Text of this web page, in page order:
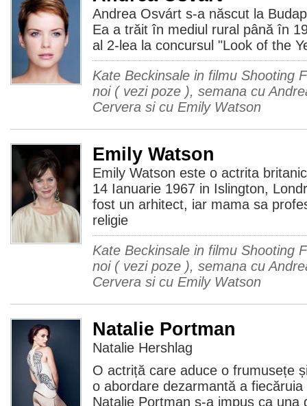
Andrea Osvárt s-a născut la
Ea a trăit în mediul rural până în
al 2-lea la concursul "Look of the
Kate Beckinsale in filmu Shooting
noi ( vezi poze ), semana cu
Cervera si cu Emily Watson
Emily Watson
Emily Watson este o actrita
14 Ianuarie 1967 in Islington,
fost un arhitect, iar mama sa
religie
Kate Beckinsale in filmu Shooting
noi ( vezi poze ), semana cu
Cervera si cu Emily Watson
Natalie Portman
Natalie Hershlag
O actriță care aduce o frumusețe
o abordare dezarmantă a
Natalie Portman s-a impus ca una